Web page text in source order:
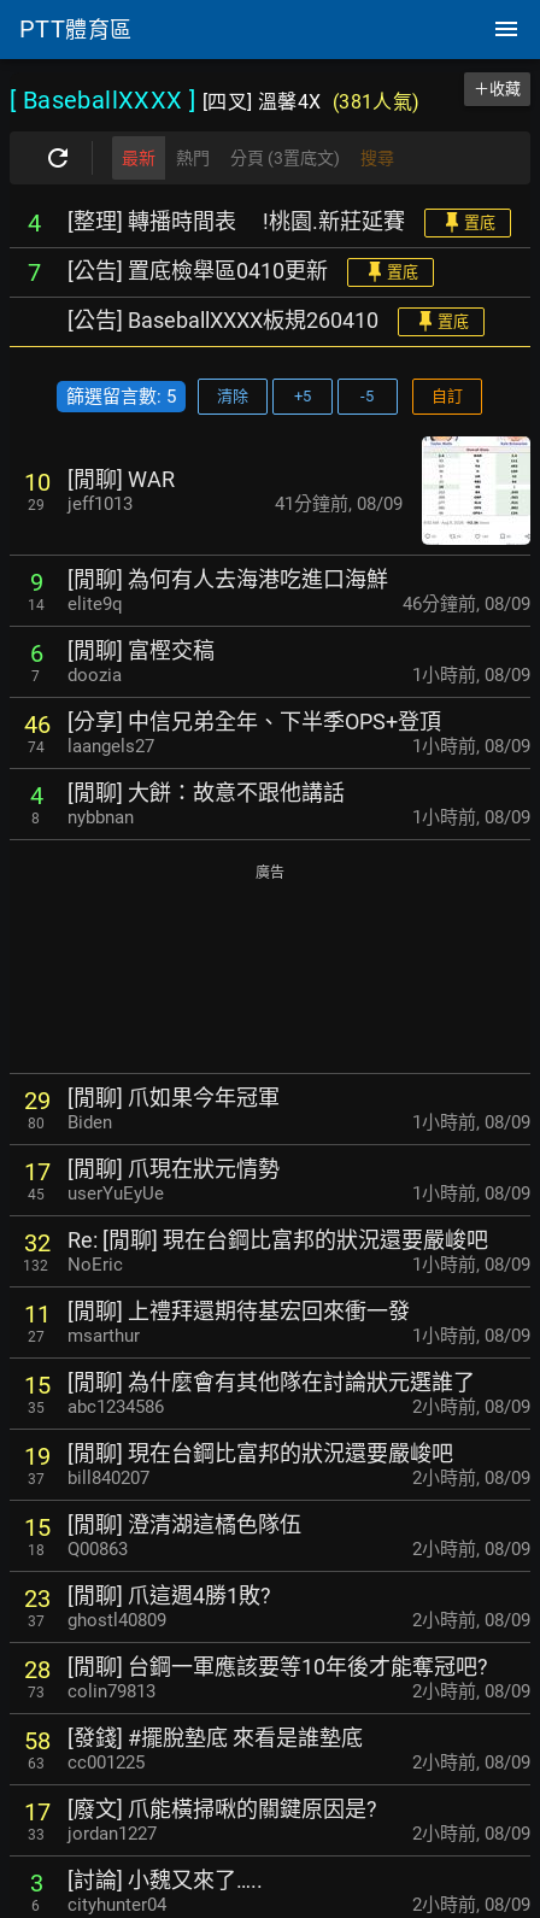
PTT體育區
[ BaseballXXXX ] [四叉] 溫馨4X (381人氣)
＋收藏
最新 熱門 分頁 (3置底文) 搜尋
4 [整理] 轉播時間表 !桃園.新莊延賽 置底
7 [公告] 置底檢舉區0410更新 置底
[公告] BaseballXXXX板規260410 置底
篩選留言數: 5 清除 +5 -5 自訂
10
29
[閒聊] WAR
jeff1013 41分鐘前, 08/09
9
14
[閒聊] 為何有人去海港吃進口海鮮
elite9q 46分鐘前, 08/09
6
7
[閒聊] 富樫交稿
doozia 1小時前, 08/09
46
74
[分享] 中信兄弟全年、下半季OPS+登頂
laangels27 1小時前, 08/09
4
8
[閒聊] 大餅：故意不跟他講話
nybbnan 1小時前, 08/09
廣告
29
80
[閒聊] 爪如果今年冠軍
Biden 1小時前, 08/09
17
45
[閒聊] 爪現在狀元情勢
userYuEyUe 1小時前, 08/09
32
132
Re: [閒聊] 現在台鋼比富邦的狀況還要嚴峻吧
NoEric 1小時前, 08/09
11
27
[閒聊] 上禮拜還期待基宏回來衝一發
msarthur 1小時前, 08/09
15
35
[閒聊] 為什麼會有其他隊在討論狀元選誰了
abc1234586 2小時前, 08/09
19
37
[閒聊] 現在台鋼比富邦的狀況還要嚴峻吧
bill840207 2小時前, 08/09
15
18
[閒聊] 澄清湖這橘色隊伍
Q00863 2小時前, 08/09
23
37
[閒聊] 爪這週4勝1敗?
ghostl40809 2小時前, 08/09
28
73
[閒聊] 台鋼一軍應該要等10年後才能奪冠吧?
colin79813 2小時前, 08/09
58
63
[發錢] #擺脫墊底 來看是誰墊底
cc001225 2小時前, 08/09
17
33
[廢文] 爪能橫掃啾的關鍵原因是?
jordan1227 2小時前, 08/09
3
6
[討論] 小魏又來了…..
cityhunter04 2小時前, 08/09